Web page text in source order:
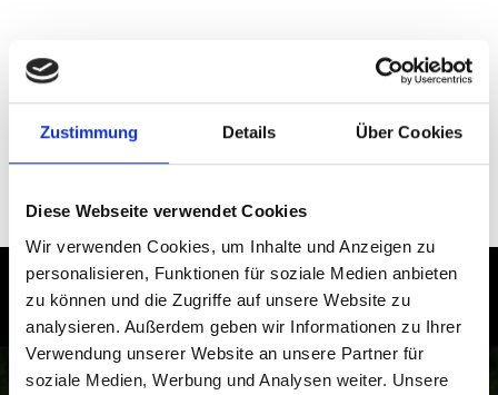
Zustimmung Details Über Cookies
Diese Webseite verwendet Cookies
Wir verwenden Cookies, um Inhalte und Anzeigen zu
personalisieren, Funktionen für soziale Medien anbieten
zu können und die Zugriffe auf unsere Website zu
analysieren. Außerdem geben wir Informationen zu Ihrer
Verwendung unserer Website an unsere Partner für
soziale Medien, Werbung und Analysen weiter. Unsere
Lokale Partner
Nationalpark Stilfserjoch
Vip
Südtirol – Erleben Sie die Highlights
im Vinschgau aus der
Vogelperspektive